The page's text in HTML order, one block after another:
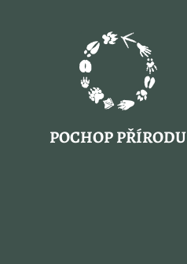
POCHOP PŘÍRODU